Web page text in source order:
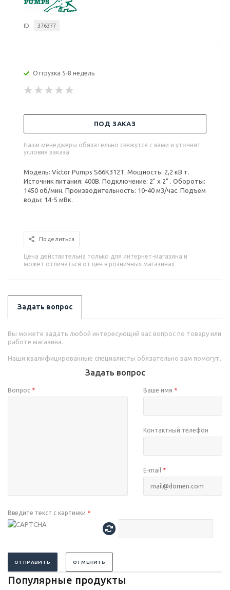
ID 376377
Отгрузка 5-8 недель
ПОД ЗАКАЗ
Наши менеджеры обязательно свяжутся с вами и уточнят
условия заказа
Модель: Victor Pumps S66K312T. Мощность: 2,2 кВ т.
Источник питания: 400В. Подключение: 2" x 2" . Обороты:
1450 об/мин. Производительность: 10-40 м3/час. Подъем
воды: 14-5 мВк.
Поделиться
Цена действительна только для интернет-магазина и
может отличаться от цен в розничных магазинах
Задать вопрос
Вы можете задать любой интересующий вас вопрос по товару или
работе магазина.
Наши квалифицированные специалисты обязательно вам помогут.
Задать вопрос
Вопрос * Ваше имя *
Контактный телефон
E-mail *
Введите текст с картинки *
ОТПРАВИТЬ ОТМЕНИТЬ
Популярные продукты